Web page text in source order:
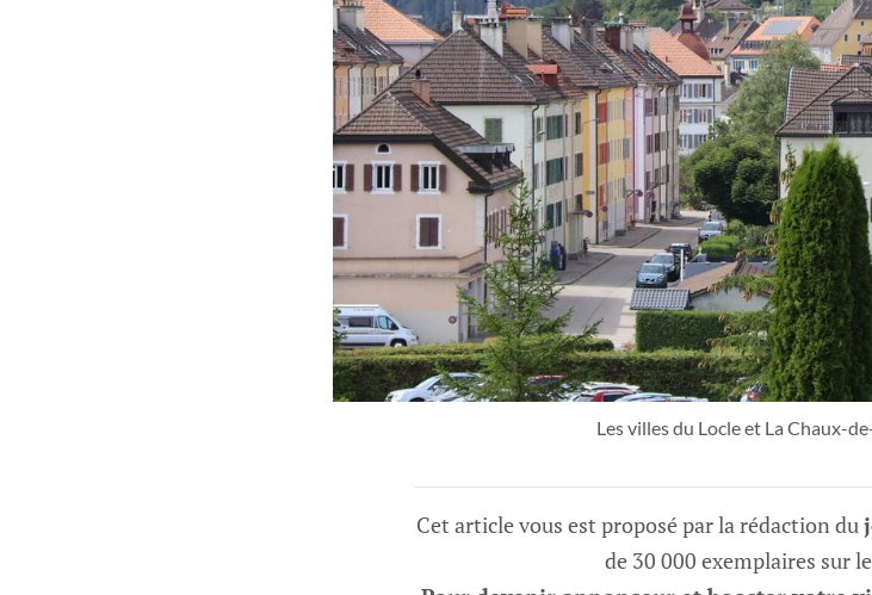
Les villes du Locle et La Chaux-
Cet article vous est proposé par la rédaction du
de 30 000 exemplaires sur